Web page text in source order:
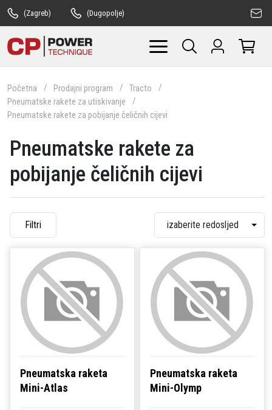
(Zagreb) (Dugopolje)
Početna Prodajni program
Tracto
Pneumatske rakete za utiskivanje
Pneumatske rakete za pobijanje čeličnih cijevi
Pneumatske rakete za
pobijanje čeličnih cijevi
Filtri
Pneumatska raketa
Mini-Atlas
Pneumatska raketa
Mini-Olymp